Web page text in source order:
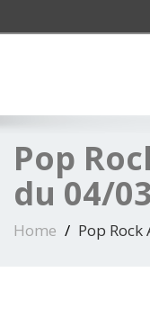
Pop
du 04/
Home Pop